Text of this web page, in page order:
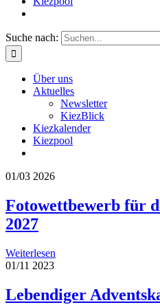
Suche nach:
Über uns
Aktuelles
Newsletter
KiezBlick
Kiezkalender
Kiezpool
01/03 2026
Fotowettbewerb für
2027
Weiterlesen
01/11 2023
Lebendiger